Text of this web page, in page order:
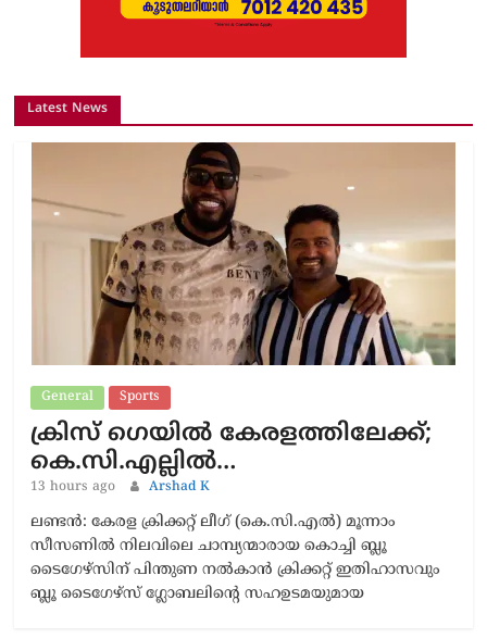
Latest News
General Sports
ക്രിസ് ഗെയിൽ കേരളത്തിലേക്ക്;
കെ.സി.എല്ലിൽ…
13 hours ago Arshad K
ലണ്ടൻ: കേരള ക്രിക്കറ്റ് ലീഗ് (കെ.സി.എൽ) മൂന്നാം
സീസണിൽ നിലവിലെ ചാമ്പ്യന്മാരായ കൊച്ചി ബ്ലൂ
ടൈഗേഴ്സിന് പിന്തുണ നൽകാൻ ക്രിക്കറ്റ് ഇതിഹാസവും
ബ്ലൂ ടൈഗേഴ്സ് ഗ്ലോബലിന്റെ സഹഉടമയുമായ